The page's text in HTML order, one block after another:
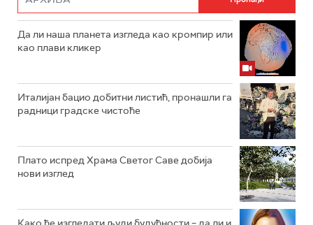
Да ли наша планета изгледа као кромпир или
као плави кликер
Италијан бацио добитни листић, пронашли га
радници градске чистоће
Плато испред Храма Светог Саве добија
нови изглед